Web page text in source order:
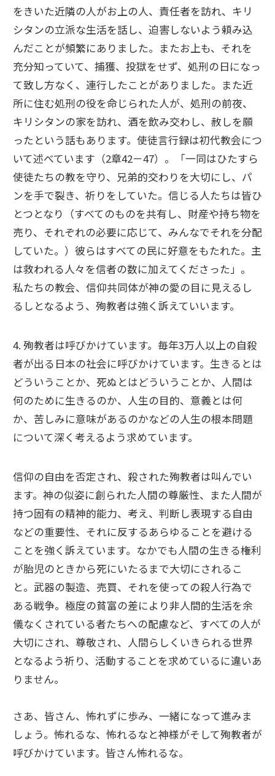
をきいた近隣の人がお上の人、責任者を訪れ、キリ
シタンの立派な生活を話し、迫害しないよう頼み込
んだことが頻繁にありました。またお上も、それを
充分知っていて、捕獲、投獄をせず、処刑の日になっ
て致し方なく、連行したことがありました。また近
所に住む処刑の役を命じられた人が、処刑の前夜、
キリシタンの家を訪れ、酒を飲み交わし、赦しを願
ったという話もあります。使徒言行録は初代教会につ
いて述べています（2章42－47）。「一同はひたすら
使徒たちの教を守り、兄弟的交わりを大切にし、パ
ンを手で裂き、祈りをしていた。信じる人たちは皆ひ
とつとなり（すべてのものを共有し、財産や持ち物を
売り、それぞれの必要に応じて、みんなでそれを分配
していた。）彼らはすべての民に好意をもたれた。主
は救われる人々を信者の数に加えてくださった」。
私たちの教会、信仰共同体が神の愛の目に見えるし
るしとなるよう、殉教者は強く訴えていいます。
4. 殉教者は呼びかけています。毎年3万人以上の自殺
者が出る日本の社会に呼びかけています。生きるとは
どういうことか、死ぬとはどういうことか、人間は
何のために生きるのか、人生の目的、意義とは何
か、苦しみに意味があるのかなどの人生の根本問題
について深く考えるよう求めています。
信仰の自由を否定され、殺された殉教者は叫んでい
ます。神の似姿に創られた人間の尊厳性、また人間が
持つ固有の精神的能力、考え、判断し表現する自由
などの重要性、それに反するあらゆることを避ける
ことを強く訴えています。なかでも人間の生きる権利
が胎児のときから死にいたるまで大切にされるこ
と。武器の製造、売買、それを使っての殺人行為で
ある戦争。極度の貧富の差により非人間的生活を余
儀なくされている者たちへの配慮など、すべての人が
大切にされ、尊敬され、人間らしくいきられる世界
となるよう祈り、活動することを求めているに違いあ
りません。
さあ、皆さん、怖れずに歩み、一緒になって進みま
しょう。怖れるな、怖れるなと神様がそして殉教者が
呼びかけています。皆さん怖れるな。